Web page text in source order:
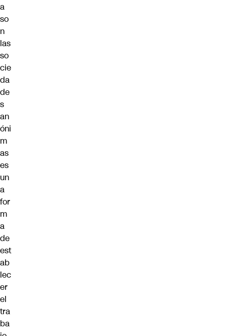
a
so
n
las
so
cie
da
de
s
an
óni
m
as
es
un
a
for
m
a
de
est
ab
lec
er
el
tra
ba